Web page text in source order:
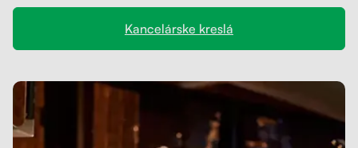
Organizácia kabeláže
Stojany na monitor - Riser
Kancelárske kreslá